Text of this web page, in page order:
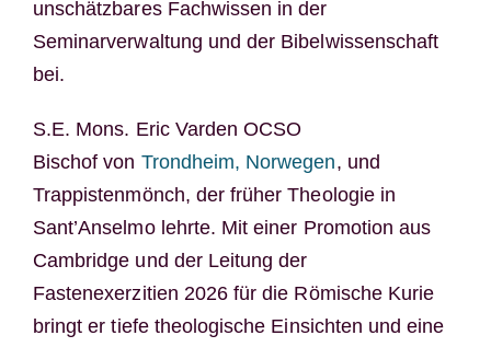
unschätzbares Fachwissen in der
Seminarverwaltung und der Bibelwissenschaft
bei.
S.E. Mons. Eric Varden OCSO
Bischof von Trondheim, Norwegen, und
Trappistenmönch, der früher Theologie in
Sant’Anselmo lehrte. Mit einer Promotion aus
Cambridge und der Leitung der
Fastenexerzitien 2026 für die Römische Kurie
bringt er tiefe theologische Einsichten und eine